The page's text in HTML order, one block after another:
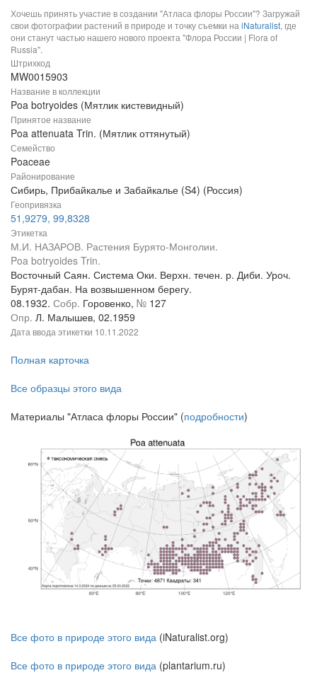
Хочешь принять участие в создании "Атласа флоры России"? Загружай
свои фотографии растений в природе и точку съемки на iNaturalist, где
они станут частью нашего нового проекта "Флора России | Flora of
Russia".
Штрихкод
MW0015903
Название в коллекции
Poa botryoides (Мятлик кистевидный)
Принятое название
Poa attenuata Trin. (Мятлик оттянутый)
Семейство
Poaceae
Районирование
Сибирь, Прибайкалье и Забайкалье (S4) (Россия)
Геопривязка
51,9279, 99,8328
Этикетка
М.И. НАЗАРОВ. Растения Бурято-Монголии.
Poa botryoides Trin.
Восточный Саян. Система Оки. Верхн. течен. р. Диби. Уроч.
Бурят-дабан. На возвышенном берегу.
08.1932. Собр. Горовенко, № 127
Опр. Л. Малышев, 02.1959
Дата ввода этикетки 10.11.2022
Полная карточка
Все образцы этого вида
Материалы "Атласа флоры России" (подробности)
Все фото в природе этого вида (iNaturalist.org)
Все фото в природе этого вида (plantarium.ru)